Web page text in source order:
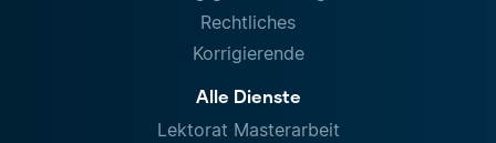
Rechtliches
Korrigierende
Alle Dienste
Lektorat Masterarbeit